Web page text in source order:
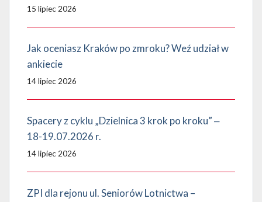
15 lipiec 2026
Jak oceniasz Kraków po zmroku? Weź udział w
ankiecie
14 lipiec 2026
Spacery z cyklu „Dzielnica 3 krok po kroku” ‒
18-19.07.2026 r.
14 lipiec 2026
ZPI dla rejonu ul. Seniorów Lotnictwa –